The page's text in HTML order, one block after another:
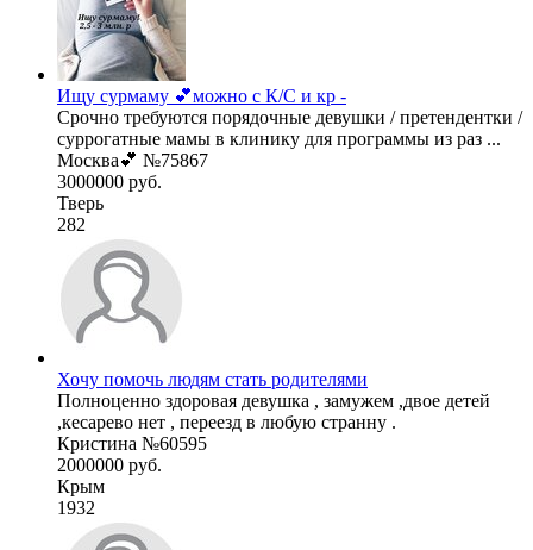
Ищу сурмаму 💕можно с К/С и кр -
Срочно требуются порядочные девушки / претендентки /
суррогатные мамы в клинику для программы из раз ...
Москва💕 №75867
3000000 руб.
Тверь
282
Хочу помочь людям стать родителями
Полноценно здоровая девушка , замужем ,двое детей
,кесарево нет , переезд в любую странну .
Кристина №60595
2000000 руб.
Крым
1932